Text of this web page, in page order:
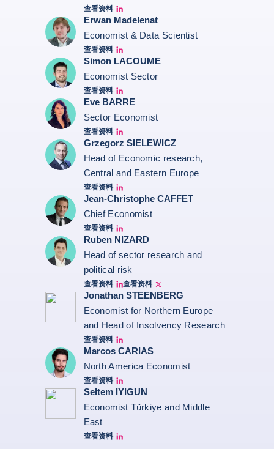
查看资料
Christiane von berg linkedin
Erwan Madelenat
Economist & Data Scientist
查看资料
Erwan Madelenat
Simon LACOUME
Economist Sector
查看资料
Simon Lacoume linkedin
Eve BARRE
Sector Economist
查看资料
Eve barré linkedin
Grzegorz SIELEWICZ
Head of Economic research,
Central and Eastern Europe
查看资料
grzegorz-sielewicz linkedin
Jean-Christophe CAFFET
Chief Economist
查看资料
JCC Linkedin
Ruben NIZARD
Head of sector research and
political risk
查看资料
Ruben Nizard linkedin
查看资料
Ruben Nizard twitter
Jonathan STEENBERG
Economist for Northern Europe
and Head of Insolvency Research
查看资料
Jonathan Steenberg linkedin
Marcos CARIAS
North America Economist
查看资料
Marcos Carias Linkedin
Seltem IYIGUN
Economist Türkiye and Middle
East
查看资料
Seltem Linkedin